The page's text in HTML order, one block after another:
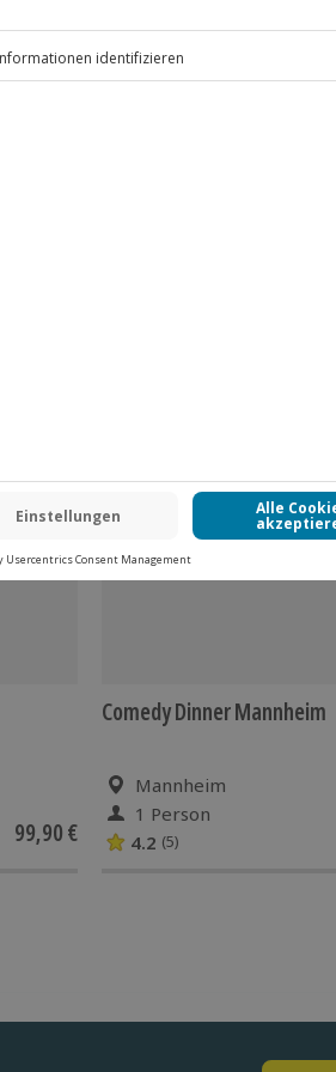
99,90 €
-15% CLUB DEAL
Comedy Dinner Mannheim
Mannheim
1 Person
4.2 (5)